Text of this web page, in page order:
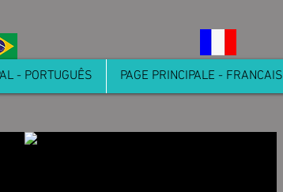
- PORTUGUÊS PAGE PRINCIPALE - FRANCAIS